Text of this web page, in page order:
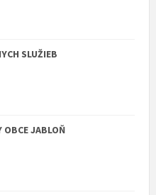
SLUŽIEB
OBCE JABLOŇ